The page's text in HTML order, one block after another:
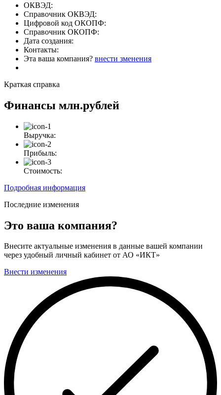
ОКВЭД:
Справочник ОКВЭД:
Цифровой код ОКОПФ:
Справочник ОКОПФ:
Дата создания:
Контакты:
Эта ваша компания? внести зменения
Краткая справка
Финансы млн.рублей
Выручка:
Прибыль:
Стоимость:
Подробная информация
Последние изменения
Это ваша компания?
Внесите актуальные изменения в данные вашей компании
через удобный личный кабинет от АО «ИКТ»
Внести изменения